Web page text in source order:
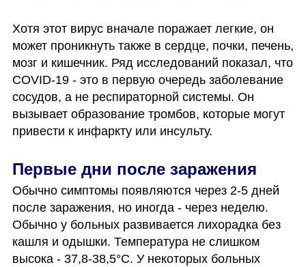
Хотя этот вирус вначале поражает легкие, он
может проникнуть также в сердце, почки, печень,
мозг и кишечник. Ряд исследований показал, что
COVID-19 - это в первую очередь заболевание
сосудов, а не респираторной системы. Он
вызывает образование тромбов, которые могут
привести к инфаркту или инсульту.
Первые дни после заражения
Обычно симптомы появляются через 2-5 дней
после заражения, но иногда - через неделю.
Обычно у больных развивается лихорадка без
кашля и одышки. Температура не слишком
высока - 37,8-38,5°С. У некоторых больных